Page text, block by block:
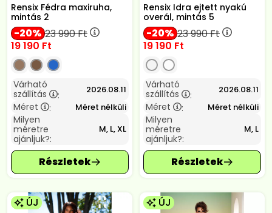
Rensix Fédra maxiruha,
mintás 2
20 23 990Ft
19 190 Ft
Várható
szállítás
: 2026.08.11
Méret : Méret nélküli
Milyen
méretre
ajánljuk?:
M, L, XL
Rensix Idra ejtett nyakú
overál, mintás 5
20 23 990Ft
19 190 Ft
Várható
szállítás
: 2026.08.11
Méret : Méret nélküli
Milyen
méretre
ajánljuk?:
M, L
ÚJ ÚJ